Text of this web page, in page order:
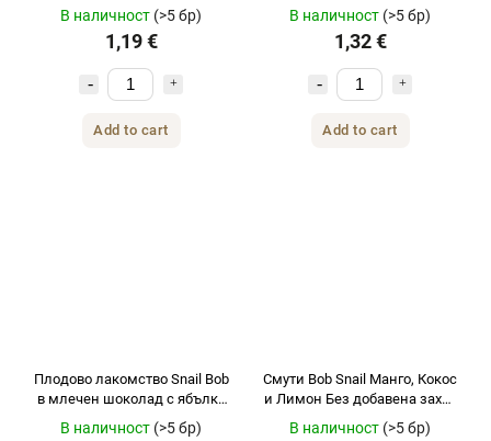
В наличност (>5 бр)
1,19 €
Add to cart
В наличност (>5 бр)
1,32 €
Add to cart
Плодово лакомство Snail Bob
в млечен шоколад с ябълка
и ягода 30 г
В наличност (>5 бр)
Смути Bob Snail Манго, Кокос
и Лимон Без добавена захар
В наличност (>5 бр)